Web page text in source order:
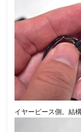
イヤーピース側。結